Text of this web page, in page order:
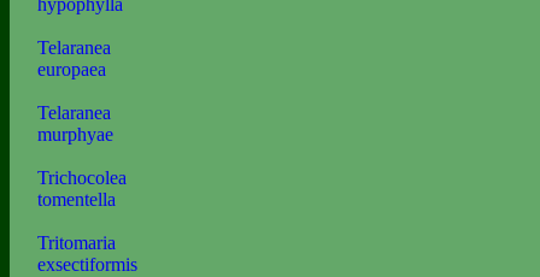
hypophylla
Telaranea
europaea
Telaranea
murphyae
Trichocolea
tomentella
Tritomaria
exsectiformis